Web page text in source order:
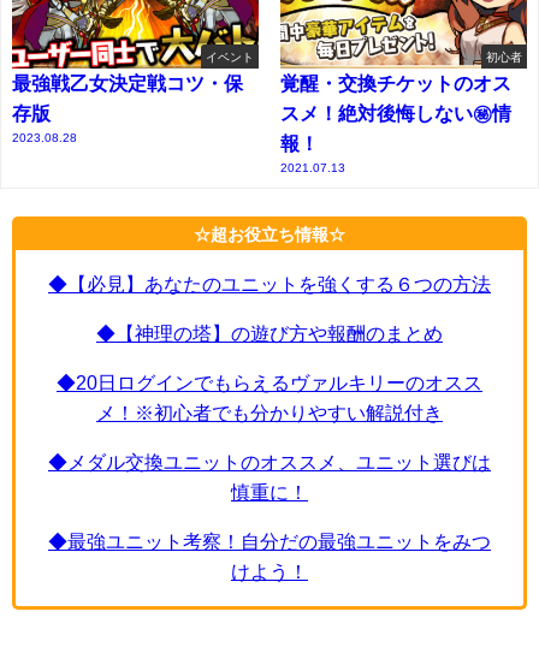
イベント
最強戦乙女決定戦コツ・保
存版
2023.08.28
初心者
覚醒・交換チケットのオス
スメ！絶対後悔しない㊙情
報！
2021.07.13
☆超お役立ち情報☆
◆【必見】あなたのユニットを強くする６つの方法
◆【神理の塔】の遊び方や報酬のまとめ
◆20日ログインでもらえるヴァルキリーのオスス
メ！※初心者でも分かりやすい解説付き
◆メダル交換ユニットのオススメ、ユニット選びは
慎重に！
◆最強ユニット考察！自分だの最強ユニットをみつ
けよう！